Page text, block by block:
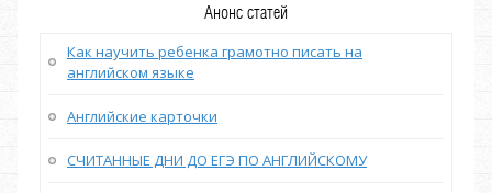
Анонс статей
Как научить ребенка грамотно писать на
английском языке
Английские карточки
СЧИТАННЫЕ ДНИ ДО ЕГЭ ПО АНГЛИЙСКОМУ